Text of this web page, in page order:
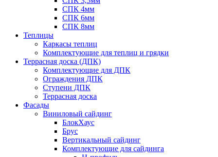
СПК 4мм
СПК 6мм
СПК 8мм
Теплицы
Каркасы теплиц
Комплектующие для теплиц и грядки
Террасная доска (ДПК)
Комплектующие для ДПК
Ограждения ДПК
Ступени ДПК
Террасная доска
Фасады
Виниловый сайдинг
БлокХаус
Брус
Вертикальный сайдинг
Комплектующие для сайдинга